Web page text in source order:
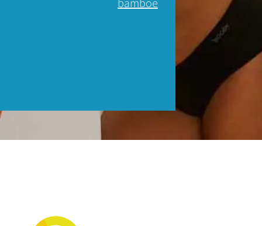
bamboe